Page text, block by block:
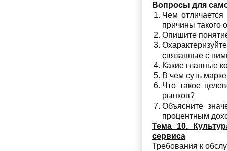
Вопросы для
Чем отличается
причины такого
Опишите
связанные с
Какие главные
В чем суть
Что такое
рынков?
Объясните
процентным
Тема 10.
сервиса
Требования к